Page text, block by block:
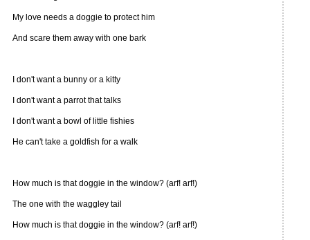
My love needs a doggie to protect him
And scare them away with one bark
I don't want a bunny or a kitty
I don't want a parrot that talks
I don't want a bowl of little fishies
He can't take a goldfish for a walk
How much is that doggie in the window? (arf! arf!)
The one with the waggley tail
How much is that doggie in the window? (arf! arf!)